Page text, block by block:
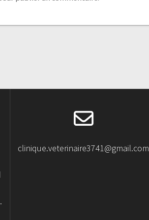
clinique.veterinaire3741@gmail.com